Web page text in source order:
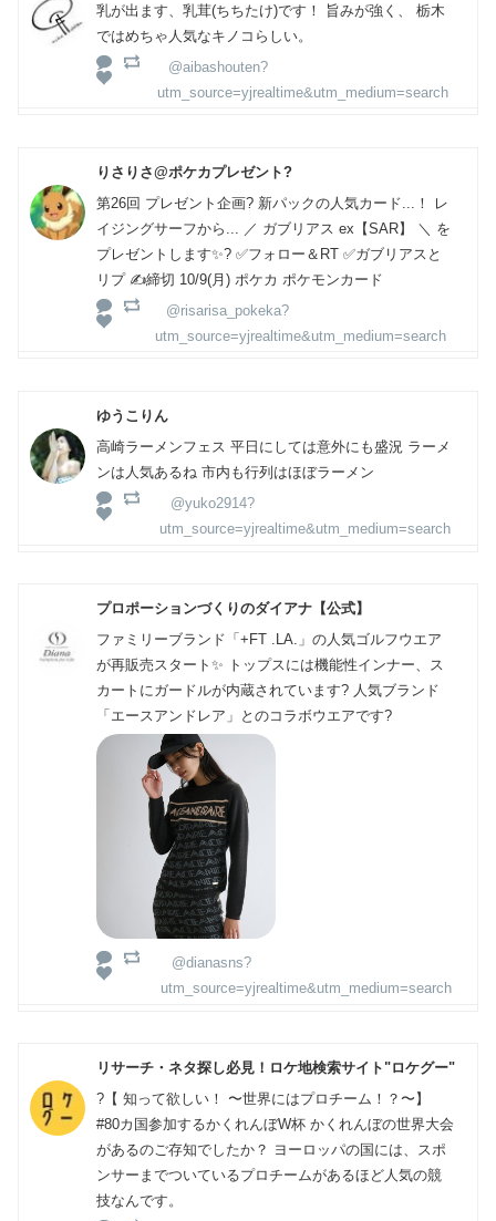
乳が出ます、乳茸(ちちたけ)です！ 旨みが強く、 栃木
ではめちゃ人気なキノコらしい。
@aibashouten?
utm_source=yjrealtime&utm_medium=search
りさりさ@ポケカプレゼント?
第26回 プレゼント企画? 新パックの人気カード...！ レ
イジングサーフから... ／ ガブリアス ex【SAR】 ＼ を
プレゼントします✨? ✅フォロー＆RT ✅ガブリアスと
リプ ✍️締切 10/9(月) ポケカ ポケモンカード
@risarisa_pokeka?
utm_source=yjrealtime&utm_medium=search
ゆうこりん
高崎ラーメンフェス 平日にしては意外にも盛況 ラーメ
ンは人気あるね 市内も行列はほぼラーメン
@yuko2914?
utm_source=yjrealtime&utm_medium=search
プロポーションづくりのダイアナ【公式】
ファミリーブランド「+FT .LA.」の人気ゴルフウエア
が再販売スタート✨ トップスには機能性インナー、ス
カートにガードルが内蔵されています? 人気ブランド
「エースアンドレア」とのコラボウエアです?
@dianasns?
utm_source=yjrealtime&utm_medium=search
リサーチ・ネタ探し必見！ロケ地検索サイト"ロケグー"
?【 知って欲しい！ 〜世界にはプロチーム！？〜】
#80カ国参加するかくれんぼW杯 かくれんぼの世界大会
があるのご存知でしたか？ ヨーロッパの国には、スポ
ンサーまでついているプロチームがあるほど人気の競
技なんです。